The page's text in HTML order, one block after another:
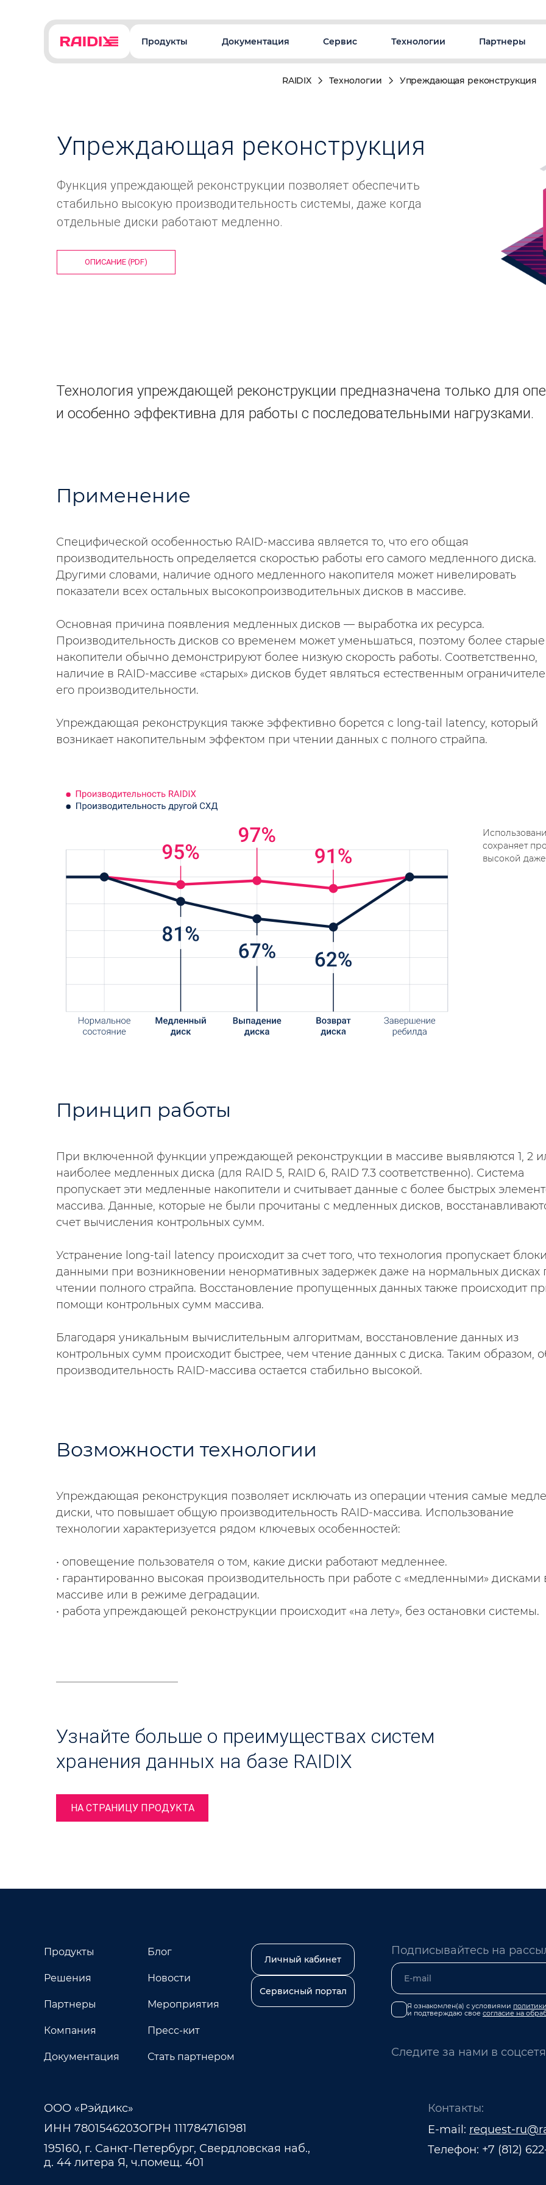
Продукты Документация Сервис Технологии Партнеры
RAIDIX Технологии Упреждающая реконструкция
Упреждающая реконструкция
Функция упреждающей реконструкции позволяет обеспечить
стабильно высокую производительность системы, даже когда
отдельные диски работают медленно.
ОПИСАНИЕ (PDF)
Технология упреждающей реконструкции предназначена только для
и особенно эффективна для работы с последовательными нагрузками.
Применение
Специфической особенностью RAID-массива является то, что его общая
производительность определяется скоростью работы его самого медленного диска.
Другими словами, наличие одного медленного накопителя может нивелировать
показатели всех остальных высокопроизводительных дисков в массиве.
Основная причина появления медленных дисков — выработка их ресурса.
Производительность дисков со временем может уменьшаться, поэтому более старые
накопители обычно демонстрируют более низкую скорость работы. Соответственно,
наличие в RAID-массиве «старых» дисков будет являться естественным
его производительности.
Упреждающая реконструкция также эффективно борется с long-tail latency, который
возникает накопительным эффектом при чтении данных с полного страйпа.
сохраняет
высокой
Принцип работы
При включенной функции упреждающей реконструкции в массиве выявляются 1, 2
наиболее медленных диска (для RAID 5, RAID 6, RAID 7.3 соответственно). Система
пропускает эти медленные накопители и считывает данные с более быстрых
массива. Данные, которые не были прочитаны с медленных дисков,
счет вычисления контрольных сумм.
Устранение long-tail latency происходит за счет того, что технология пропускает
данными при возникновении ненормативных задержек даже на нормальных дисках
чтении полного страйпа. Восстановление пропущенных данных также происходит
помощи контрольных сумм массива.
Благодаря уникальным вычислительным алгоритмам, восстановление данных из
контрольных сумм происходит быстрее, чем чтение данных с диска. Таким образом,
производительность RAID-массива остается стабильно высокой.
Возможности технологии
Упреждающая реконструкция позволяет исключать из операции чтения самые
диски, что повышает общую производительность RAID-массива. Использование
технологии характеризуется рядом ключевых особенностей:
• оповещение пользователя о том, какие диски работают медленнее.
• гарантированно высокая производительность при работе с «медленными» дисками
массиве или в режиме деградации.
• работа упреждающей реконструкции происходит «на лету», без остановки системы.
Узнайте больше о преимуществах систем
хранения данных на базе RAIDIX
НА СТРАНИЦУ ПРОДУКТА
Продукты
Решения
Партнеры
Компания
Документация
Блог
Новости
Мероприятия
Пресс-кит
Стать партнером
Личный кабинет
Сервисный портал
Подписывайтесь на
Я ознакомлен(а) с условиями
и подтверждаю свое согласие на
Следите за нами в
ООО «Рэйдикс»
ИНН 7801546203ОГРН 1117847161981
195160, г. Санкт-Петербург, Свердловская наб.,
д. 44 литера Я, ч.помещ. 401
Контакты:
E-mail: request-
Телефон: +7 (812)